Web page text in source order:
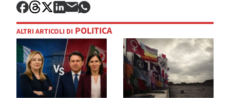
ALTRI ARTICOLI DI POLITICA